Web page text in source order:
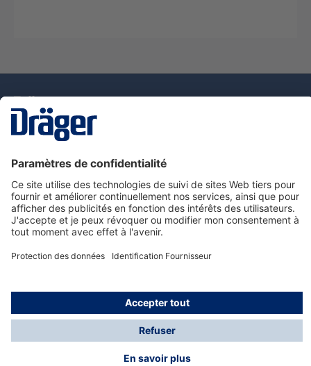
Nous contacter
Service de e-commande Dräger
Informations sur les produits
© Dräger France SAS, 2024
*Prix hors taxe. Frais de gestion et de livraison standard
offerts; Indépendamment de la valeur ou du volume de